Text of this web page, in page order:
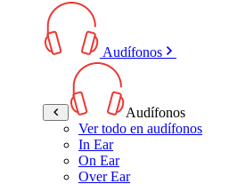
Audífonos
Audífonos
Ver todo en audífonos
In Ear
On Ear
Over Ear